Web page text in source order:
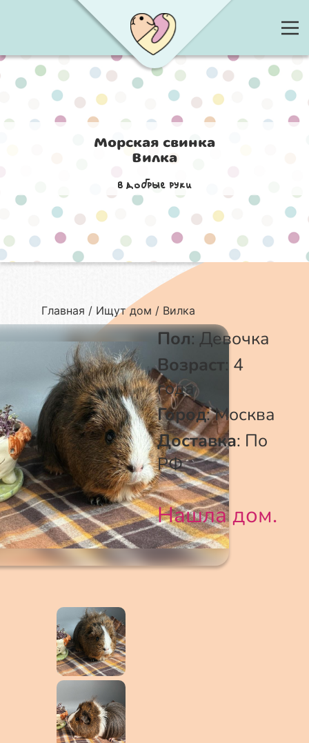
Морская свинка
Вилка
в добрые руки
Главная Ищут дом Вилка
Пол:Девочка
Возраст: 4
года
Город:Москва
Доставка: По
РФ
Нашла дом.